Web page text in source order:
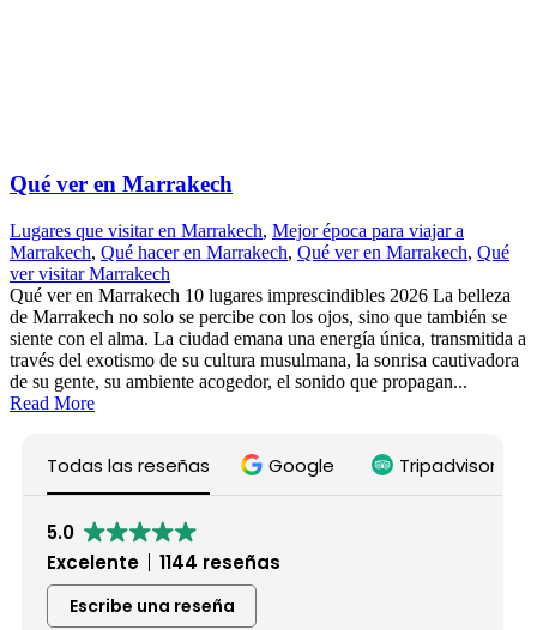
Qué ver en Marrakech
Lugares que visitar en Marrakech, Mejor época para viajar a
Marrakech, Qué hacer en Marrakech, Qué ver en Marrakech, Qué
ver visitar Marrakech
Qué ver en Marrakech 10 lugares imprescindibles 2026 La belleza
de Marrakech no solo se percibe con los ojos, sino que también se
siente con el alma. La ciudad emana una energía única, transmitida a
través del exotismo de su cultura musulmana, la sonrisa cautivadora
de su gente, su ambiente acogedor, el sonido que propagan...
Read More
Todas las reseñas Google Tripadvisor
5.0
Excelente
1144 reseñas
Escribe una reseña